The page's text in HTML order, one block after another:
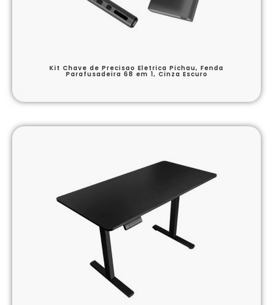
Kit Chave de Precisao Eletrica Pichau, Fenda
Parafusadeira 68 em 1, Cinza Escuro